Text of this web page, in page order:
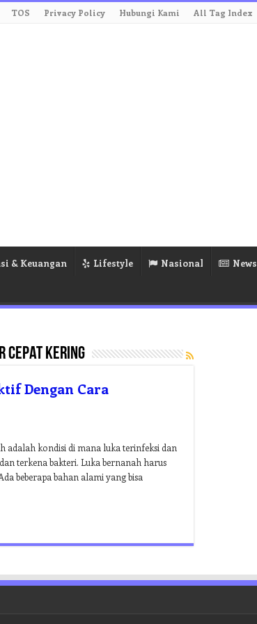
TOS Privacy Policy Hubungi Kami All Tag Index
& Keuangan Lifestyle Nasional News
cepat kering
Dengan Cara
adalah kondisi di mana luka terinfeksi dan
terkena bakteri. Luka bernanah harus
beberapa bahan alami yang bisa